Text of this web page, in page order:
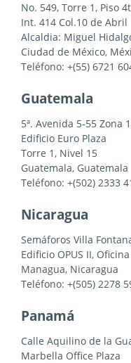
No. 549, Torre 1, Piso
Int. 414 Col.10 de Abril
Alcaldia: Miguel
Ciudad de México,
Teléfono: +(55) 6721
Guatemala
5ª. Avenida 5-55 Zona
Edificio Euro Plaza
Torre 1, Nivel 15
Guatemala, Guatemala
Teléfono: +(502) 2333
Nicaragua
Semáforos Villa
Edificio OPUS II,
Managua, Nicaragua
Teléfono: +(505) 2278
Panamá
Calle Aquilino de la
Marbella Office Plaza